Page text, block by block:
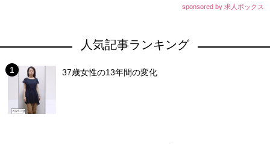
sponsored by 求人ボックス
人気記事ランキング
37歳女性の13年間の変化